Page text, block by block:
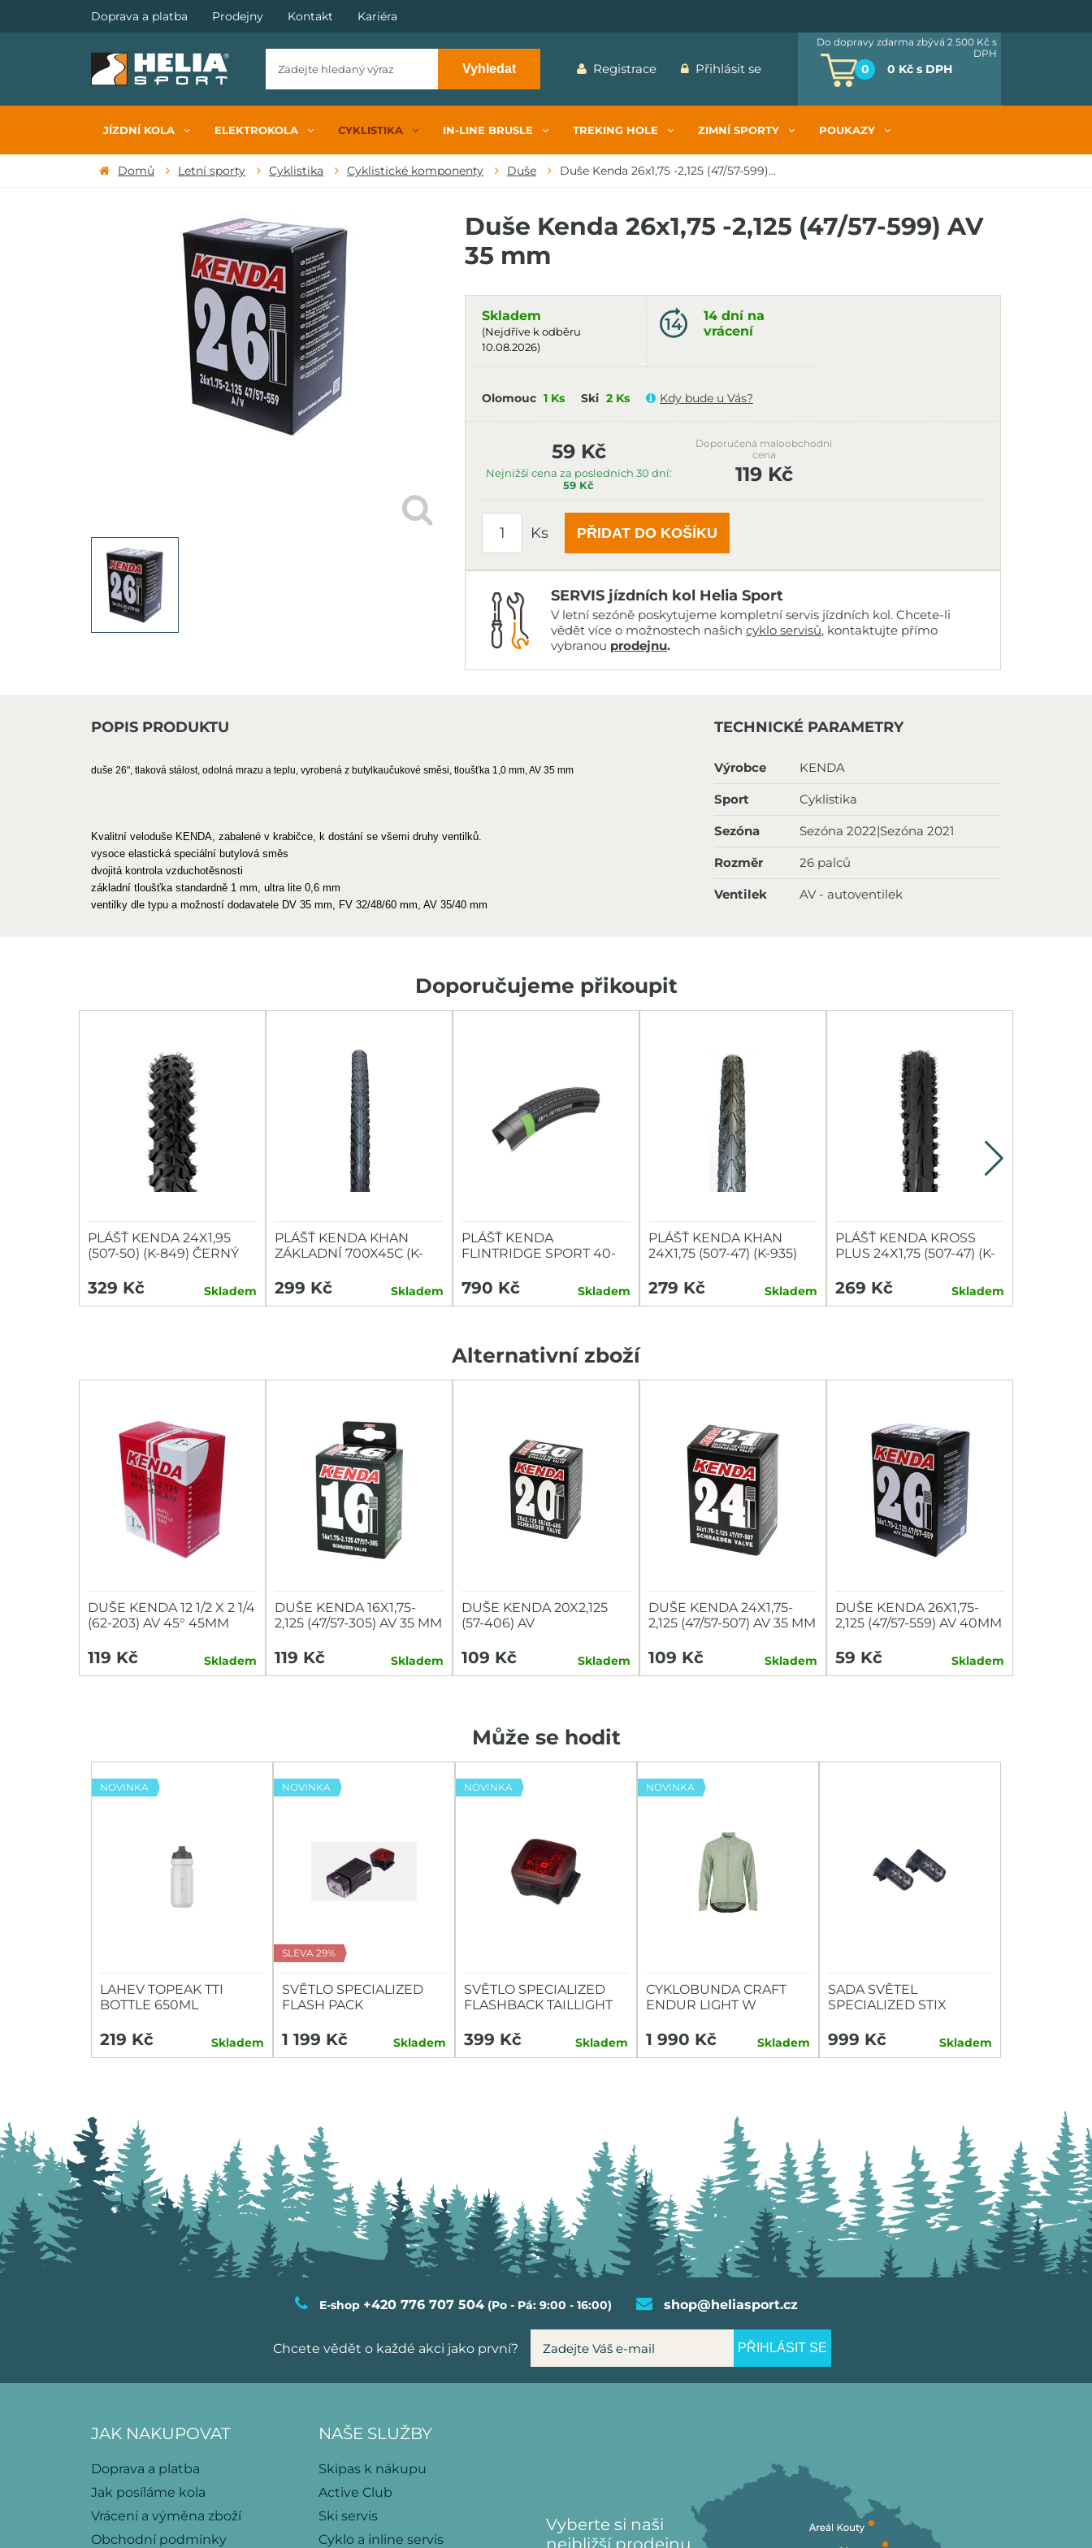
Doprava a platba Prodejny Kontakt Kariéra
Vyhledat Registrace Přihlásit se 0 0 Kč s DPH
Do dopravy zdarma zbývá 2 500 Kč s
DPH
JÍZDNÍ KOLA ELEKTROKOLA CYKLISTIKA IN-LINE BRUSLE TREKING HOLE ZIMNÍ SPORTY POUKAZY
Domů Letní sporty Cyklistika Cyklistické komponenty Duše Duše Kenda 26x1,75 -2,125 (47/57-599)...
Duše Kenda 26x1,75 -2,125 (47/57-599) AV
35 mm
Skladem
(Nejdříve k odběru
10.08.2026)
14 dní na
vrácení
Olomouc 1 Ks Ski 2 Ks Kdy bude u Vás?
59 Kč
Nejnižší cena za posledních 30 dní:
59 Kč
Doporučená maloobchodní
cena
119 Kč
Ks PŘIDAT DO KOŠÍKU
SERVIS jízdních kol Helia Sport
V letní sezóně poskytujeme kompletní servis jízdních kol. Chcete-li
vědět více o možnostech našich cyklo servisů, kontaktujte přímo
vybranou prodejnu.
POPIS PRODUKTU
duše 26", tlaková stálost, odolná mrazu a teplu, vyrobená z butylkaučukové směsi, tloušťka 1,0 mm, AV 35 mm
Kvalitní veloduše KENDA, zabalené v krabičce, k dostání se všemi druhy ventilků.
vysoce elastická speciální butylová směs
dvojitá kontrola vzduchotěsnosti
základní tloušťka standardně 1 mm, ultra lite 0,6 mm
ventilky dle typu a možností dodavatele DV 35 mm, FV 32/48/60 mm, AV 35/40 mm
TECHNICKÉ PARAMETRY
Výrobce KENDA
Sport Cyklistika
Sezóna Sezóna 2022|Sezóna 2021
Rozměr 26 palců
Ventilek AV - autoventilek
Doporučujeme přikoupit
PLÁŠŤ KENDA 24X1,95
(507-50) (K-849) ČERNÝ
329 Kč Skladem
PLÁŠŤ KENDA KHAN
ZÁKLADNÍ 700X45C (K-
299 Kč Skladem
PLÁŠŤ KENDA
FLINTRIDGE SPORT 40-
KEVLAR
790 Kč Skladem
PLÁŠŤ KENDA KHAN
24X1,75 (507-47) (K-935)
279 Kč Skladem
PLÁŠŤ KENDA KROSS
PLUS 24X1,75 (507-47) (K-
269 Kč Skladem
Alternativní zboží
DUŠE KENDA 12 1/2 X 2 1/4
(62-203) AV 45° 45MM
119 Kč Skladem
DUŠE KENDA 16X1,75-
2,125 (47/57-305) AV 35 MM
119 Kč Skladem
DUŠE KENDA 20X2,125
(57-406) AV
109 Kč Skladem
DUŠE KENDA 24X1,75-
2,125 (47/57-507) AV 35 MM
109 Kč Skladem
DUŠE KENDA 26X1,75-
2,125 (47/57-559) AV 40MM
59 Kč Skladem
Může se hodit
NOVINKA
LAHEV TOPEAK TTI
BOTTLE 650ML
219 Kč Skladem
NOVINKA
SLEVA 29%
SVĚTLO SPECIALIZED
FLASH PACK
1 199 Kč Skladem
NOVINKA
SVĚTLO SPECIALIZED
FLASHBACK TAILLIGHT
399 Kč Skladem
NOVINKA
CYKLOBUNDA CRAFT
ENDUR LIGHT W
1 990 Kč Skladem
SADA SVĚTEL
SPECIALIZED STIX
999 Kč Skladem
E-shop +420 776 707 504(Po - Pá: 9:00 - 16:00) shop@heliasport.cz
Chcete vědět o každé akci jako první? PŘIHLÁSIT SE
JAK NAKUPOVAT
Doprava a platba
Jak posíláme kola
Vrácení a výměna zboží
Obchodní podmínky
NAŠE SLUŽBY
Skipas k nákupu
Active Club
Ski servis
Cyklo a inline servis
Vyberte si naši
nejbližší prodejnu